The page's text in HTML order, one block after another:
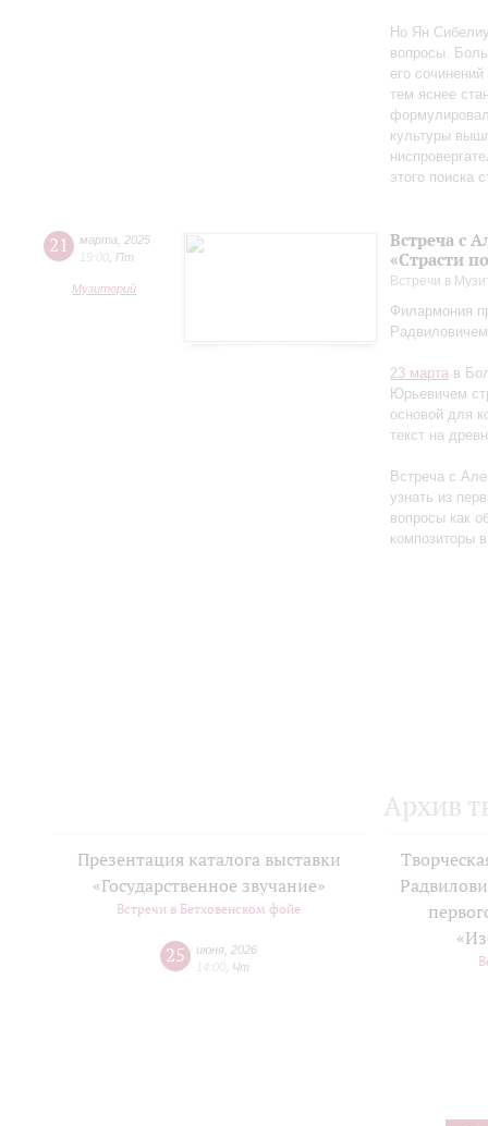
Но Ян
вопросы.
его
тем яснее
культуры
этого поиска
21 марта
2025
19:00 Пт
Музиторий
Встреча с
«Страсти
Встречи в
Филармония
23 марта в
Юрьевичем
основой для
текст на
Встреча с
узнать из
вопросы как
композиторы
Архив
Презентация каталога выставки
«Государственное звучание»
Встречи в Бетховенском фойе
25 июня 2026
14:00 Чт